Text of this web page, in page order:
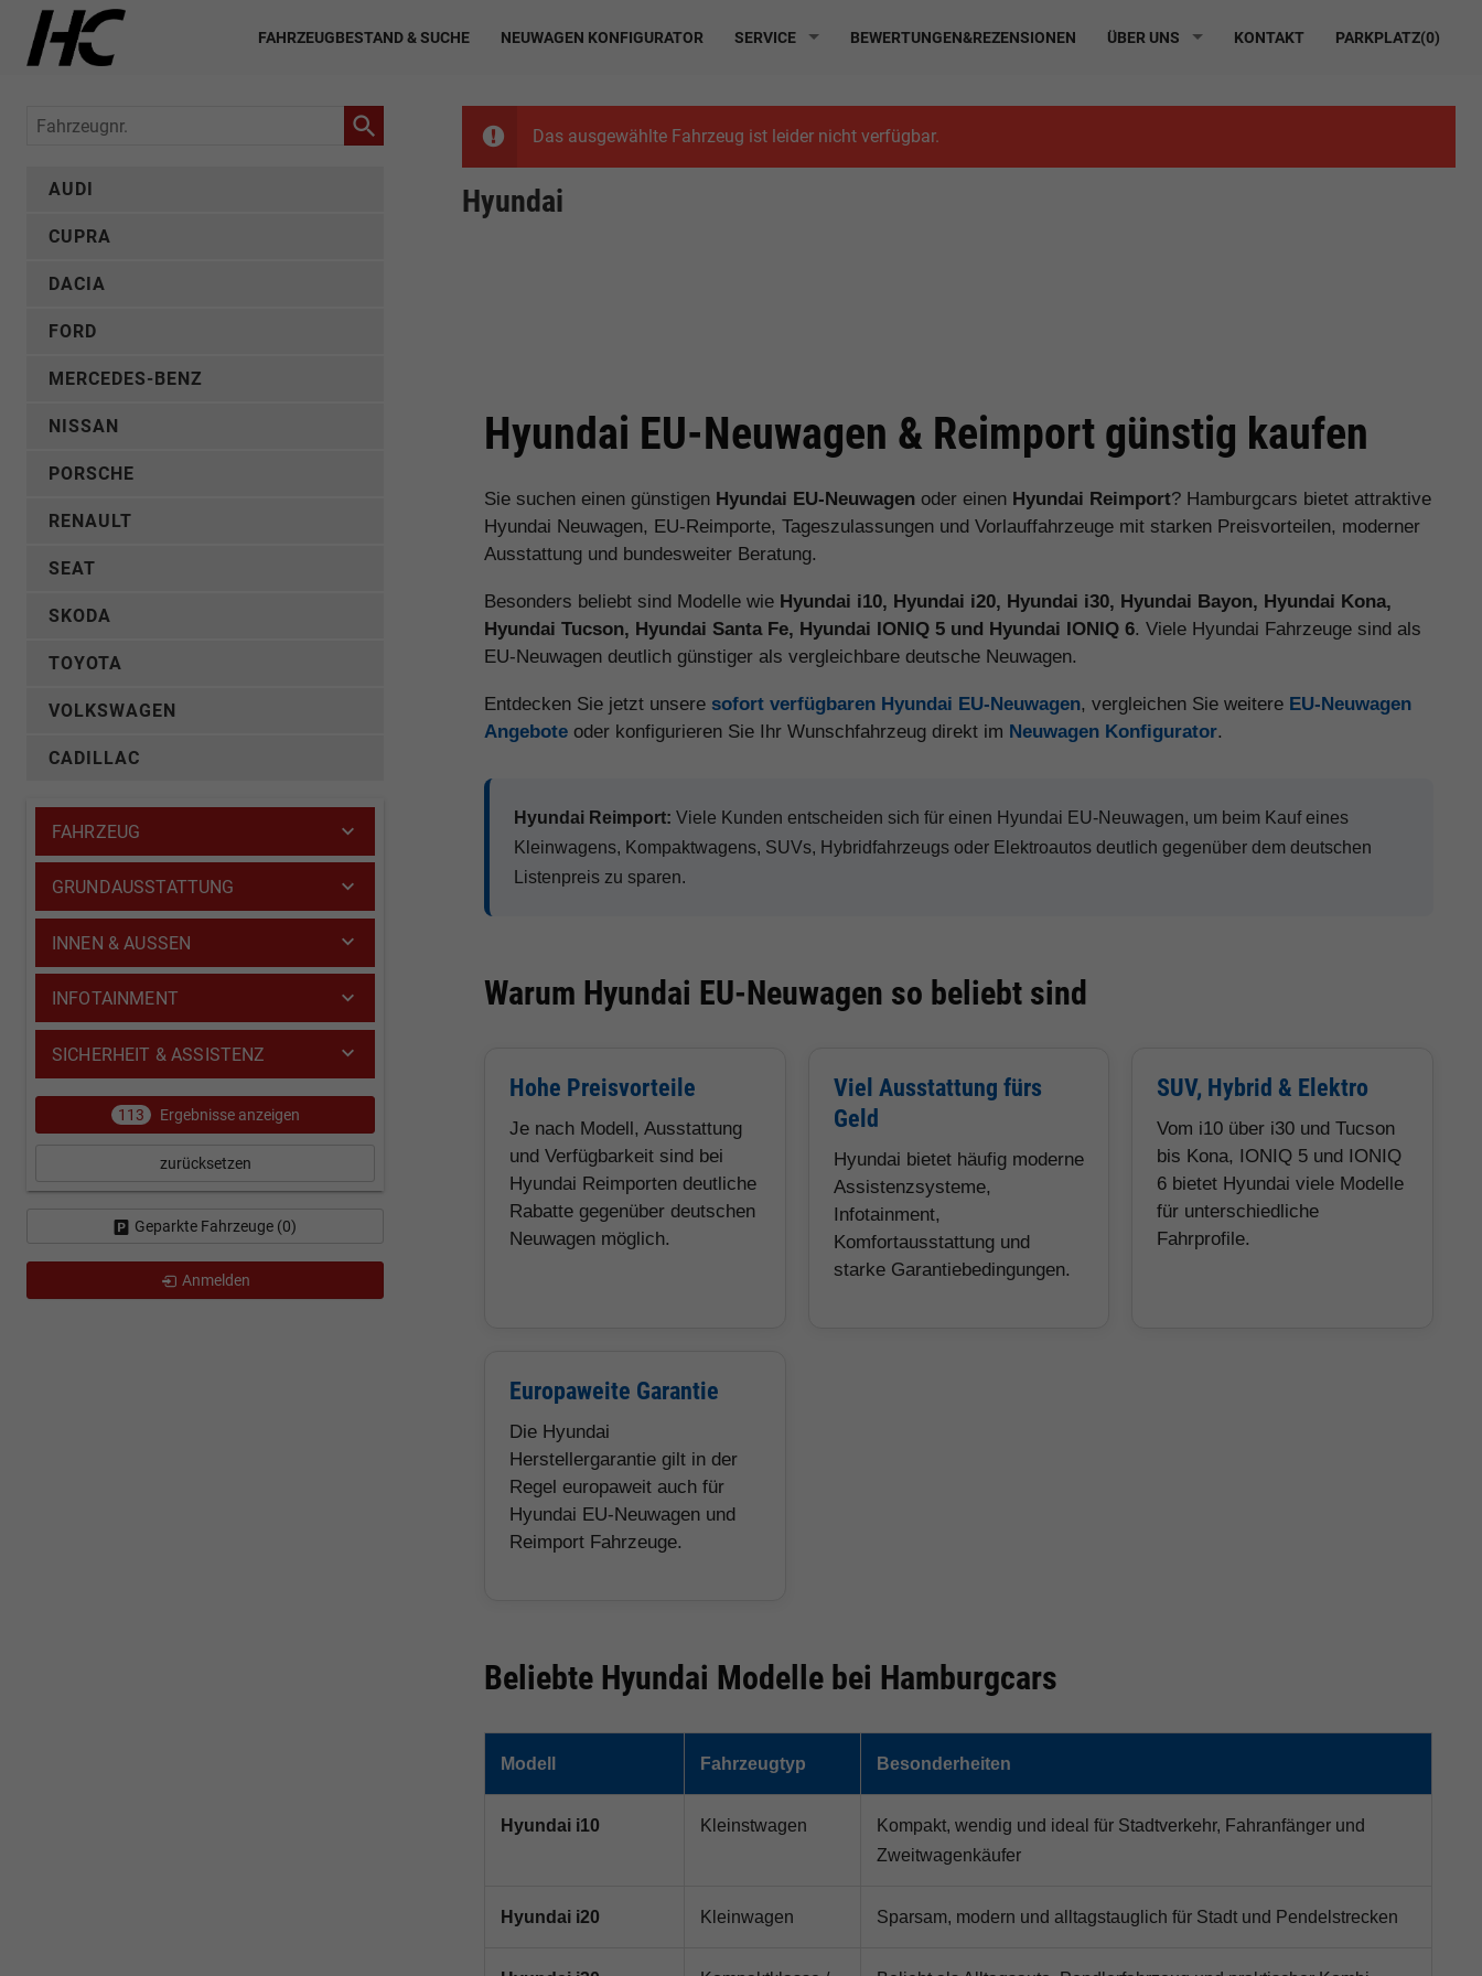
FAHRZEUGBESTAND & SUCHE NEUWAGEN KONFIGURATOR SERVICE BEWERTUNGEN&REZENSIONEN ÜBER UNS KONTAKT PARKPLATZ(0)
Das ausgewählte Fahrzeug ist leider nicht verfügbar.
Hyundai
Hyundai EU-Neuwagen & Reimport günstig kaufen
Sie suchen einen günstigen Hyundai EU-Neuwagen oder einen Hyundai Reimport? Hamburgcars bietet attraktive
Hyundai Neuwagen, EU-Reimporte, Tageszulassungen und Vorlauffahrzeuge mit starken Preisvorteilen, moderner
Ausstattung und bundesweiter Beratung.
Besonders beliebt sind Modelle wie Hyundai i10, Hyundai i20, Hyundai i30, Hyundai Bayon, Hyundai Kona,
Hyundai Tucson, Hyundai Santa Fe, Hyundai IONIQ 5 und Hyundai IONIQ 6. Viele Hyundai Fahrzeuge sind als
EU-Neuwagen deutlich günstiger als vergleichbare deutsche Neuwagen.
Entdecken Sie jetzt unsere sofort verfügbaren Hyundai EU-Neuwagen, vergleichen Sie weitere EU-Neuwagen
Angebote oder konfigurieren Sie Ihr Wunschfahrzeug direkt im Neuwagen Konfigurator.
Hyundai Reimport: Viele Kunden entscheiden sich für einen Hyundai EU-Neuwagen, um beim Kauf eines
Kleinwagens, Kompaktwagens, SUVs, Hybridfahrzeugs oder Elektroautos deutlich gegenüber dem deutschen
Listenpreis zu sparen.
Warum Hyundai EU-Neuwagen so beliebt sind
Hohe Preisvorteile
Je nach Modell, Ausstattung
und Verfügbarkeit sind bei
Hyundai Reimporten deutliche
Rabatte gegenüber deutschen
Neuwagen möglich.
Viel Ausstattung fürs
Geld
Hyundai bietet häufig moderne
Assistenzsysteme,
Infotainment,
Komfortausstattung und
starke Garantiebedingungen.
SUV, Hybrid & Elektro
Vom i10 über i30 und Tucson
bis Kona, IONIQ 5 und IONIQ
6 bietet Hyundai viele Modelle
für unterschiedliche
Fahrprofile.
Europaweite Garantie
Die Hyundai
Herstellergarantie gilt in der
Regel europaweit auch für
Hyundai EU-Neuwagen und
Reimport Fahrzeuge.
Beliebte Hyundai Modelle bei Hamburgcars
Modell Fahrzeugtyp Besonderheiten
Hyundai i10 Kleinstwagen
Kompakt, wendig und ideal für Stadtverkehr, Fahranfänger und
Zweitwagenkäufer
Hyundai i20 Kleinwagen Sparsam, modern und alltagstauglich für Stadt und Pendelstrecken
Fahrzeugnr.
AUDI
CUPRA
DACIA
FORD
MERCEDES-BENZ
NISSAN
PORSCHE
RENAULT
SEAT
SKODA
TOYOTA
VOLKSWAGEN
CADILLAC
FAHRZEUG
GRUNDAUSSTATTUNG
INNEN & AUSSEN
INFOTAINMENT
SICHERHEIT & ASSISTENZ
113 Ergebnisse anzeigen
zurücksetzen
Geparkte Fahrzeuge (0)
Anmelden